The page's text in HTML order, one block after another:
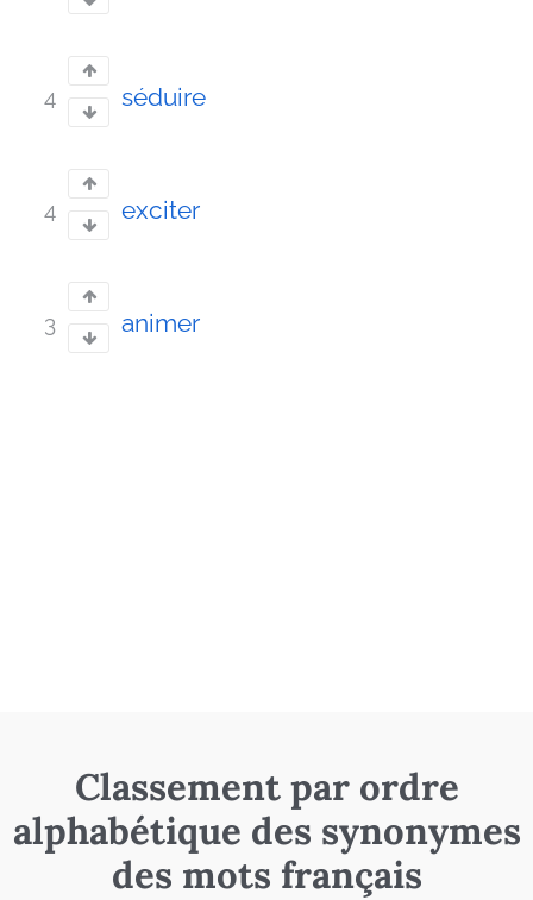
4 séduire
4 exciter
3 animer
Classement par ordre
alphabétique des synonymes
des mots français